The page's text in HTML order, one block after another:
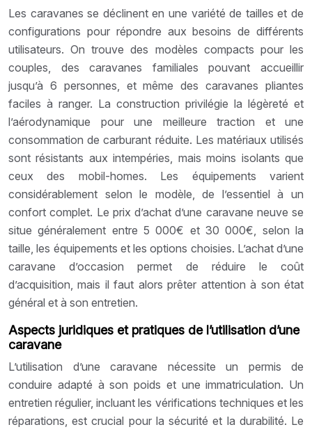
Les caravanes se déclinent en une variété de tailles et de
configurations pour répondre aux besoins de différents
utilisateurs. On trouve des modèles compacts pour les
couples, des caravanes familiales pouvant accueillir
jusqu’à 6 personnes, et même des caravanes pliantes
faciles à ranger. La construction privilégie la légèreté et
l’aérodynamique pour une meilleure traction et une
consommation de carburant réduite. Les matériaux utilisés
sont résistants aux intempéries, mais moins isolants que
ceux des mobil-homes. Les équipements varient
considérablement selon le modèle, de l’essentiel à un
confort complet. Le prix d’achat d’une caravane neuve se
situe généralement entre 5 000€ et 30 000€, selon la
taille, les équipements et les options choisies. L’achat d’une
caravane d’occasion permet de réduire le coût
d’acquisition, mais il faut alors prêter attention à son état
général et à son entretien.
Aspects juridiques et pratiques de l’utilisation d’une
caravane
L’utilisation d’une caravane nécessite un permis de
conduire adapté à son poids et une immatriculation. Un
entretien régulier, incluant les vérifications techniques et les
réparations, est crucial pour la sécurité et la durabilité. Le